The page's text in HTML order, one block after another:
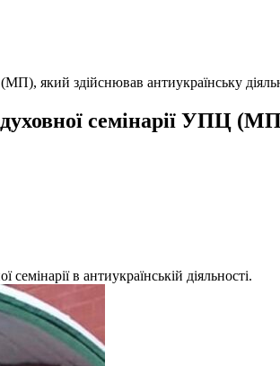
який здійснював антиукраїнську
семінарії УПЦ
в антиукраїнській діяльності.